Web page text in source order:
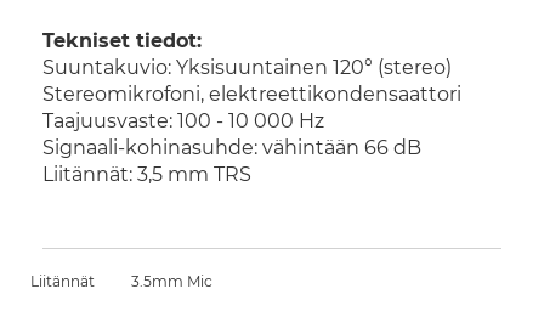
Tekniset tiedot:
Suuntakuvio: Yksisuuntainen 120° (stereo)
Stereomikrofoni, elektreettikondensaattori
Taajuusvaste: 100 - 10 000 Hz
Signaali-kohinasuhde: vähintään 66 dB
Liitännät: 3,5 mm TRS
Liitännät 3.5mm Mic